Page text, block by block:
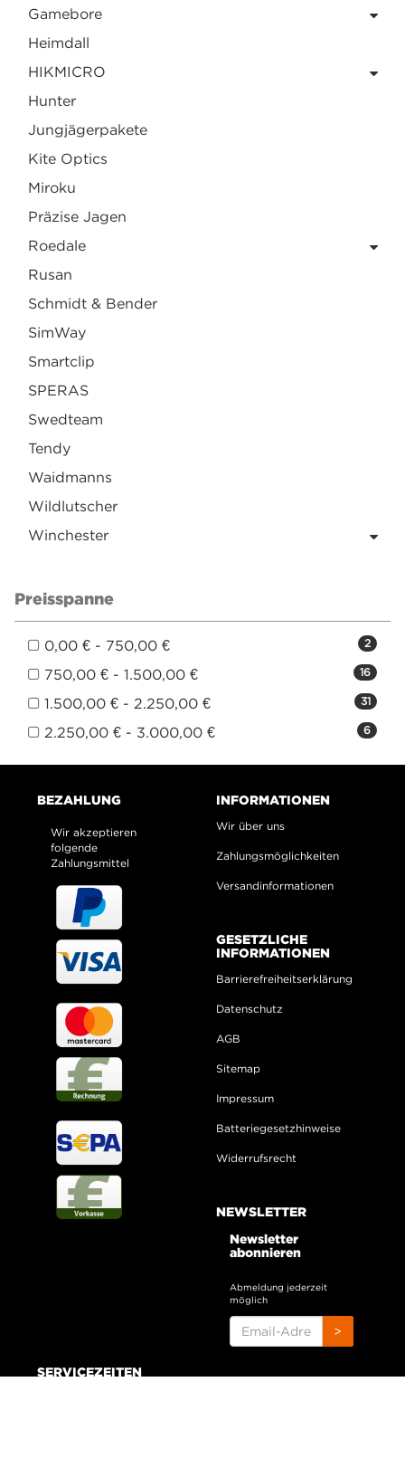
Gamebore
Heimdall
HIKMICRO
Hunter
Jungjägerpakete
Kite Optics
Miroku
Präzise Jagen
Roedale
Rusan
Schmidt & Bender
SimWay
Smartclip
SPERAS
Swedteam
Tendy
Waidmanns
Wildlutscher
Winchester
Preisspanne
2
0,00 € - 750,00 €
16
750,00 € - 1.500,00 €
31
1.500,00 € - 2.250,00 €
6
2.250,00 € - 3.000,00 €
BEZAHLUNG
Wir akzeptieren
folgende
Zahlungsmittel
INFORMATIONEN
Wir über uns
Zahlungsmöglichkeiten
Versandinformationen
GESETZLICHE
INFORMATIONEN
Barrierefreiheitserklärung
Datenschutz
AGB
Sitemap
Impressum
Batteriegesetzhinweise
Widerrufsrecht
NEWSLETTER
Newsletter
abonnieren
Abmeldung jederzeit
möglich
EMAIL-
ADRESSE
>
SERVICEZEITEN